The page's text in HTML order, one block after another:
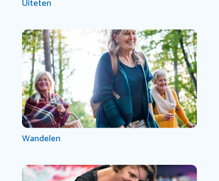
Uiteten
Wandelen